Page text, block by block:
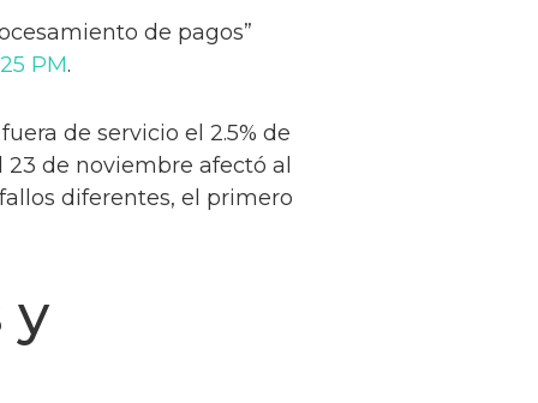
de pagos”
PM.
de servicio el 2.5% de
de noviembre afectó al
diferentes, el primero
y